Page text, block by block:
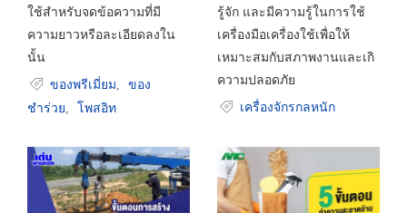
ใช้สำหรับจดข้อความที่มี
ความยาวหรือละเอียดลงใน
นั้น
ของพรีเมี่ยม
ของ
ชำร่วย
โพสอิท
รู้จัก และมีความรู้ในการใช้
เครื่องมือเครื่องใช้เพื่อให้
เหมาะสมกับสภาพงานและเกิ
ความปลอดภัย
เครื่องจักรกลหนัก